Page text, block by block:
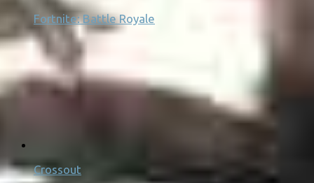
Fortnite: Battle Royale
Crossout